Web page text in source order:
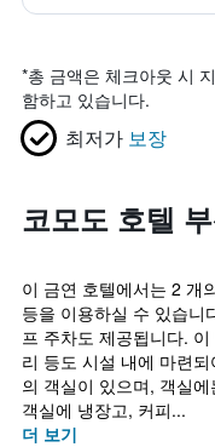
*총 금액은 체크아웃 시
함하고 있습니다.
최저가 보장
코모도 호텔
이 금연 호텔에서는 2 개
등을 이용하실 수 있습니
프 주차도 제공됩니다.
리 등도 시설 내에 마련
의 객실이 있으며, 객실
객실에 냉장고, 커피...
더 보기